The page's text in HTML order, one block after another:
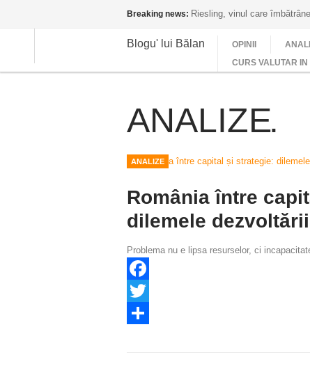
Breaking news: Riesling, vinul care
Blogu' lui Bălan OPINII
CURS VALUTAR
ANALIZE
ANALIZE
România între
dilemele
Problema nu e lipsa resurselor, ci
Facebook
Twitter